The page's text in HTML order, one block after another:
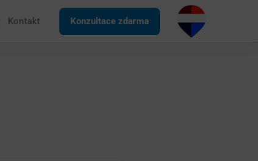
Kontakt Konzultace zdarma